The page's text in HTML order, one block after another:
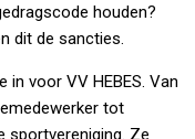
houden?
dit de sancties.
voor VV HEBES. Van
tot
sportvereniging. Ze